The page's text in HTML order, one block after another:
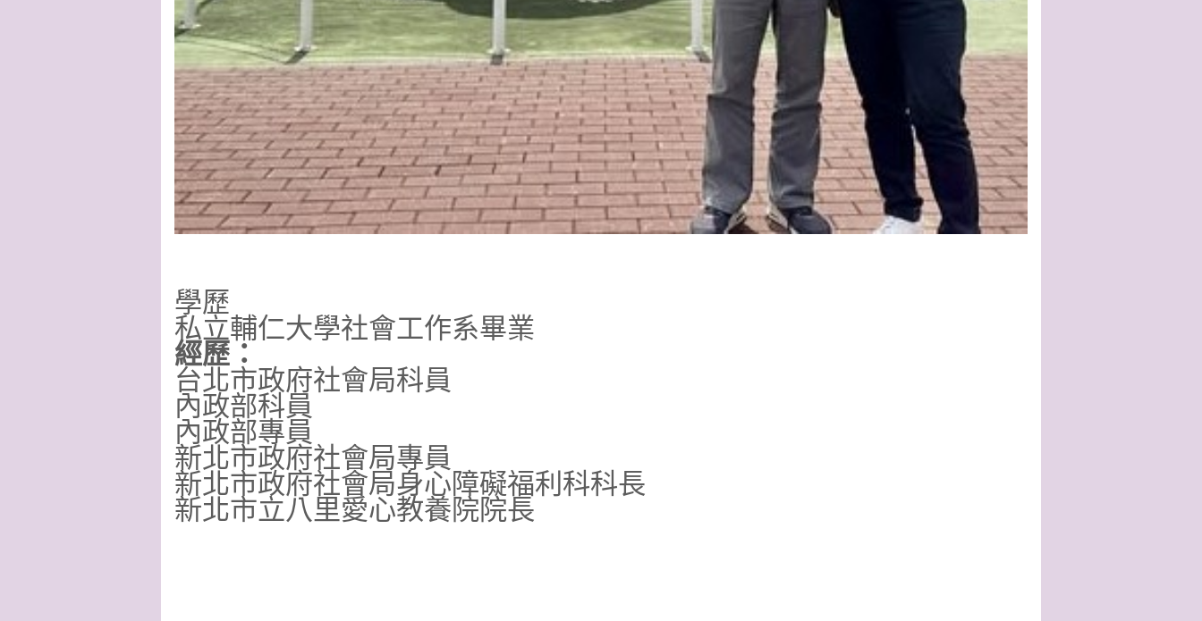
學歷
私立輔仁大學社會工作系畢業
經歷：
台北市政府社會局科員
內政部科員
內政部專員
新北市政府社會局專員
新北市政府社會局身心障礙福利科科長
新北市立八里愛心教養院院長